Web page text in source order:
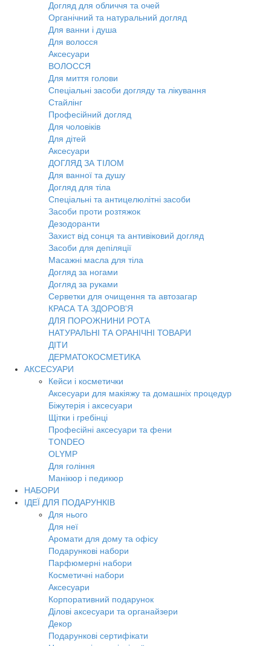
Догляд для обличчя та очей
Органічний та натуральний догляд
Для ванни і душа
Для волосся
Аксесуари
ВОЛОССЯ
Для миття голови
Спеціальні засоби догляду та лікування
Стайлінг
Професійний догляд
Для чоловіків
Для дітей
Аксесуари
ДОГЛЯД ЗА ТІЛОМ
Для ванної та душу
Догляд для тіла
Спеціальні та антицелюлітні засоби
Засоби проти розтяжок
Дезодоранти
Захист від сонця та антивіковий догляд
Засоби для депіляції
Масажні масла для тіла
Догляд за ногами
Догляд за руками
Серветки для очищення та автозагар
КРАСА ТА ЗДОРОВ'Я
ДЛЯ ПОРОЖНИНИ РОТА
НАТУРАЛЬНІ ТА ОРАНІЧНІ ТОВАРИ
ДІТИ
ДЕРМАТОКОСМЕТИКА
АКСЕСУАРИ
Кейси і косметички
Аксесуари для макіяжу та домашніх процедур
Біжутерія і аксесуари
Щітки і гребінці
Професійні аксесуари та фени
TONDEO
OLYMP
Для гоління
Манікюр і педикюр
НАБОРИ
ІДЕЇ ДЛЯ ПОДАРУНКІВ
Для нього
Для неї
Аромати для дому та офісу
Подарункові набори
Парфюмерні набори
Косметичні набори
Аксесуари
Корпоративний подарунок
Ділові аксесуари та органайзери
Декор
Подарункові сертифікати